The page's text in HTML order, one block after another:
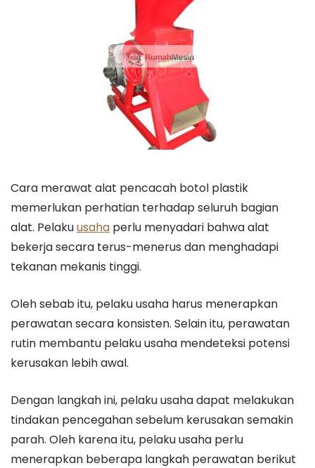
Cara merawat alat pencacah botol plastik
memerlukan perhatian terhadap seluruh bagian
alat. Pelakuusaha perlu menyadari bahwa alat
bekerja secara terus-menerus dan menghadapi
tekanan mekanis tinggi.
Oleh sebab itu, pelaku usaha harus menerapkan
perawatan secara konsisten. Selain itu, perawatan
rutin membantu pelaku usaha mendeteksi potensi
kerusakan lebih awal.
Dengan langkah ini, pelaku usaha dapat melakukan
tindakan pencegahan sebelum kerusakan semakin
parah. Oleh karena itu, pelaku usaha perlu
menerapkan beberapa langkah perawatan berikut